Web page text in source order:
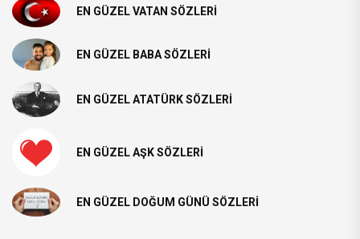
EN GÜZEL VATAN SÖZLERI
EN GÜZEL BABA SÖZLERI
EN GÜZEL ATATÜRK SÖZLERI
EN GÜZEL AŞK SÖZLERI
EN GÜZEL DOĞUM GÜNÜ SÖZLERI